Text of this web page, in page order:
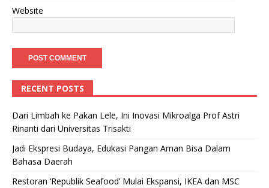
Website
RECENT POSTS
Dari Limbah ke Pakan Lele, Ini Inovasi Mikroalga Prof Astri
Rinanti dari Universitas Trisakti
Jadi Ekspresi Budaya, Edukasi Pangan Aman Bisa Dalam
Bahasa Daerah
Restoran ‘Republik Seafood’ Mulai Ekspansi, IKEA dan MSC